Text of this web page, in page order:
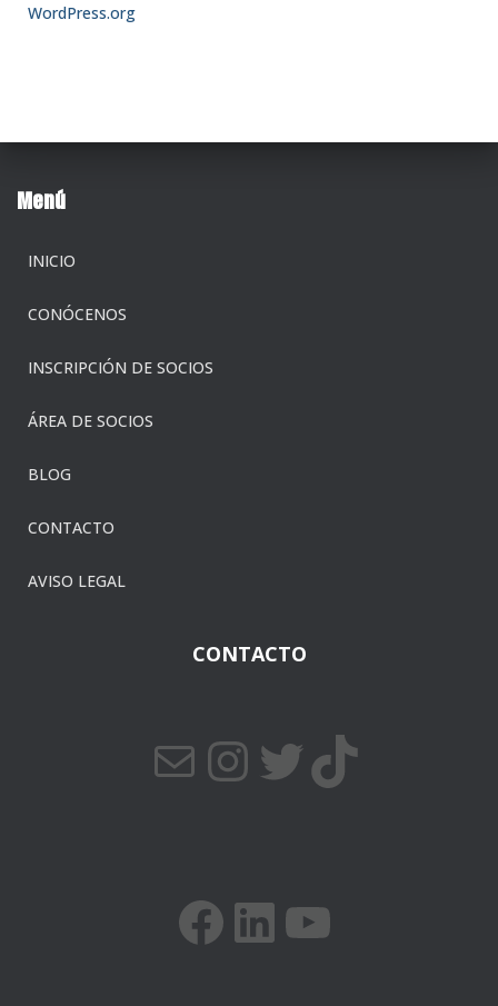
WordPress.org
Menú
INICIO
CONÓCENOS
INSCRIPCIÓN DE SOCIOS
ÁREA DE SOCIOS
BLOG
CONTACTO
AVISO LEGAL
CONTACTO
CORREO ELECTRÓNICO INSTAGRAM TWITTER
FACEBOOK LINKEDIN